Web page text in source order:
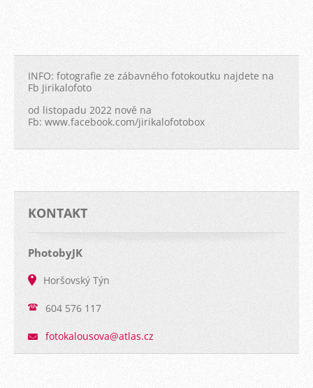
INFO: fotografie ze zábavného fotokoutku najdete na
Fb Jirikalofoto
od listopadu 2022 nově na
Fb: www.facebook.com/jirikalofotobox
KONTAKT
PhotobyJK
Horšovský Týn
604 576 117
fotokalousova@atlas.cz